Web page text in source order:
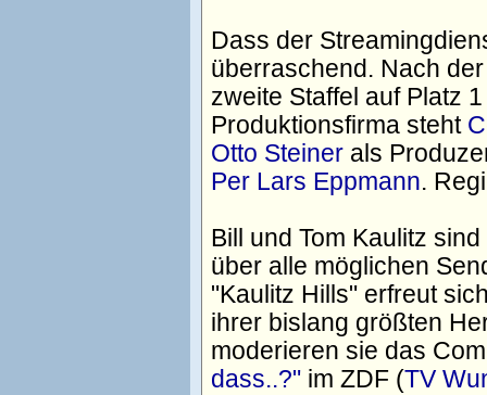
Dass der
überraschend. Nach
zweite Staffel auf Platz
Produktionsfirma steht
Otto Steiner als
Per Lars Eppmann.
Bill und Tom Kaulitz
über alle möglichen
"Kaulitz Hills" erfreut
ihrer bislang größten
moderieren sie das
dass..?" im ZDF (TV